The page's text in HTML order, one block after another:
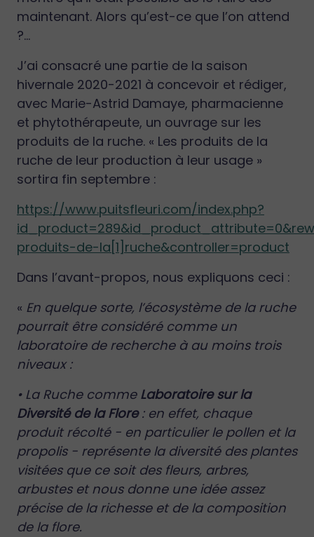
maintenant. Alors qu’est-ce que l’on attend
?...
J’ai consacré une partie de la saison
hivernale 2020-2021 à concevoir et rédiger,
avec Marie-Astrid Damaye, pharmacienne
et phytothérapeute, un ouvrage sur les
produits de la ruche. « Les produits de la
ruche de leur production à leur usage »
sortira fin septembre :
https://www.puitsfleuri.com/index.php?
produits-de-la[1]ruche&controller=product
Dans l’avant-propos, nous expliquons ceci :
« En quelque sorte, l’écosystème de la ruche
pourrait être considéré comme un
laboratoire de recherche à au moins trois
niveaux :
• La Ruche comme Laboratoire sur la
Diversité de la Flore: en effet, chaque
produit récolté - en particulier le pollen et la
propolis - représente la diversité des plantes
visitées que ce soit des fleurs, arbres,
arbustes et nous donne une idée assez
précise de la richesse et de la composition
de la flore.